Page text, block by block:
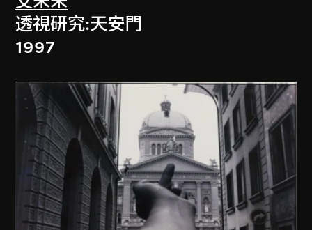
透視研究:天安門
1997